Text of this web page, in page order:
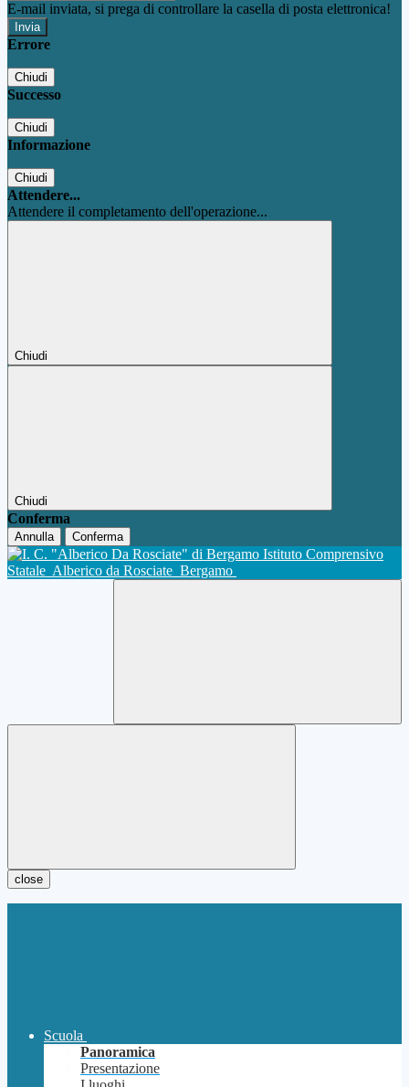
E-mail inviata, si prega di controllare la casella di posta elettronica!
Errore
Chiudi
Successo
Chiudi
Informazione
Chiudi
Attendere...
Attendere il completamento dell'operazione...
Chiudi
Chiudi
Conferma
Annulla Conferma
Istituto Comprensivo
Statale Alberico da Rosciate Bergamo
close
Scuola
Panoramica
Presentazione